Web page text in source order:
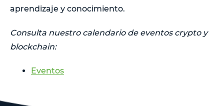
aprendizaje y conocimiento.
Consulta nuestro calendario de eventos crypto y
blockchain:
Eventos